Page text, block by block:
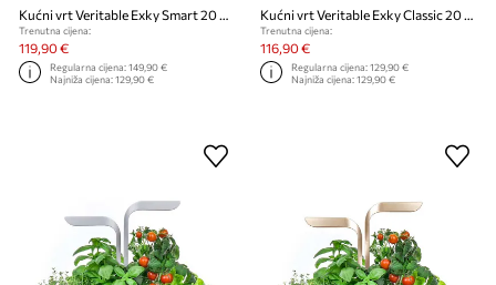
Trenutna cijena:
119,90 €
Regularna cijena:149,90 €
Najniža cijena:129,90 €
Trenutna cijena:
116,90 €
Regularna cijena:129,90 €
Najniža cijena:129,90 €